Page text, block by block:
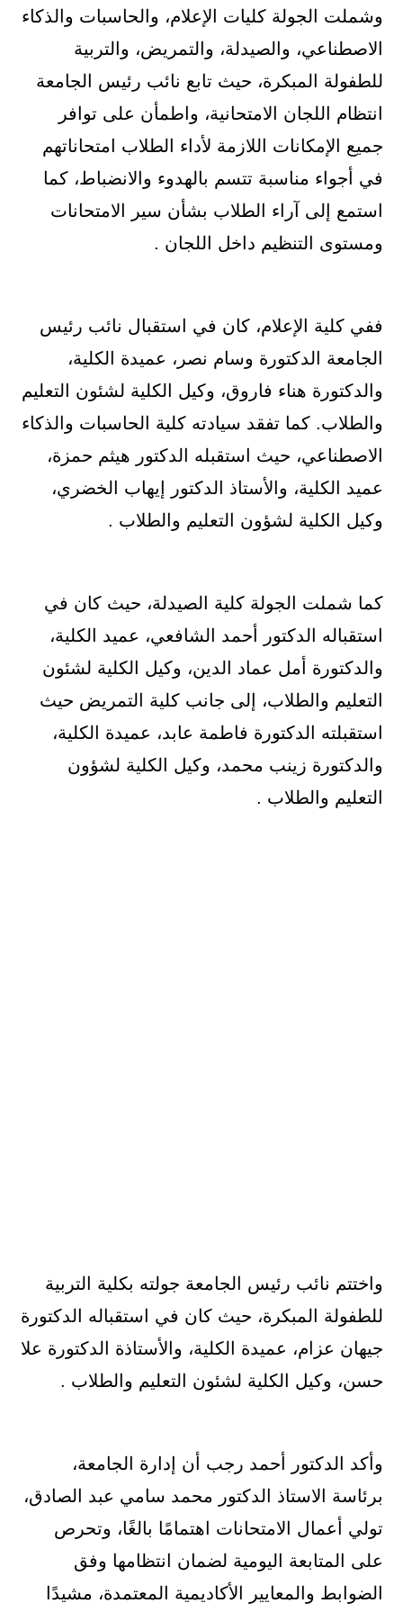
وشملت الجولة كليات الإعلام، والحاسبات والذكاء
الاصطناعي، والصيدلة، والتمريض، والتربية
للطفولة المبكرة، حيث تابع نائب رئيس الجامعة
انتظام اللجان الامتحانية، واطمأن على توافر
جميع الإمكانات اللازمة لأداء الطلاب امتحاناتهم
في أجواء مناسبة تتسم بالهدوء والانضباط، كما
استمع إلى آراء الطلاب بشأن سير الامتحانات
ومستوى التنظيم داخل اللجان .
ففي كلية الإعلام، كان في استقبال نائب رئيس
الجامعة الدكتورة وسام نصر، عميدة الكلية،
والدكتورة هناء فاروق، وكيل الكلية لشئون التعليم
والطلاب. كما تفقد سيادته كلية الحاسبات والذكاء
الاصطناعي، حيث استقبله الدكتور هيثم حمزة،
عميد الكلية، والأستاذ الدكتور إيهاب الخضري،
وكيل الكلية لشؤون التعليم والطلاب .
كما شملت الجولة كلية الصيدلة، حيث كان في
استقباله الدكتور أحمد الشافعي، عميد الكلية،
والدكتورة أمل عماد الدين، وكيل الكلية لشئون
التعليم والطلاب، إلى جانب كلية التمريض حيث
استقبلته الدكتورة فاطمة عابد، عميدة الكلية،
والدكتورة زينب محمد، وكيل الكلية لشؤون
التعليم والطلاب .
واختتم نائب رئيس الجامعة جولته بكلية التربية
للطفولة المبكرة، حيث كان في استقباله الدكتورة
جيهان عزام، عميدة الكلية، والأستاذة الدكتورة علا
حسن، وكيل الكلية لشئون التعليم والطلاب .
وأكد الدكتور أحمد رجب أن إدارة الجامعة،
برئاسة الاستاذ الدكتور محمد سامي عبد الصادق،
تولي أعمال الامتحانات اهتمامًا بالغًا، وتحرص
على المتابعة اليومية لضمان انتظامها وفق
الضوابط والمعايير الأكاديمية المعتمدة، مشيدًا